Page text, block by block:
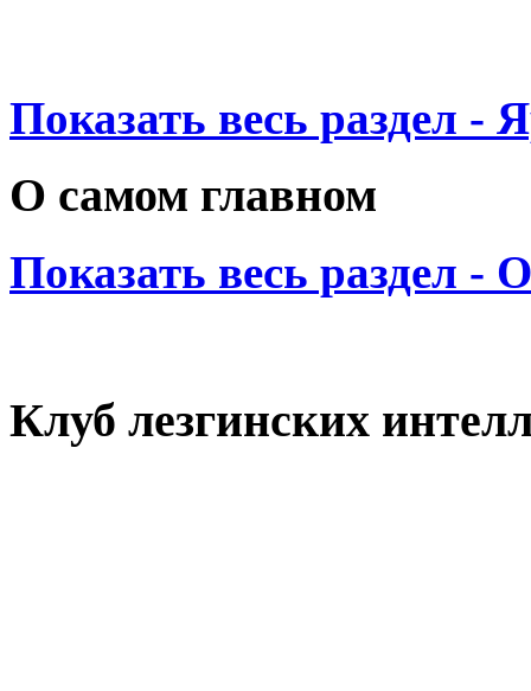
Показать весь раздел -
О самом главном
Показать весь раздел -
Клуб лезгинских